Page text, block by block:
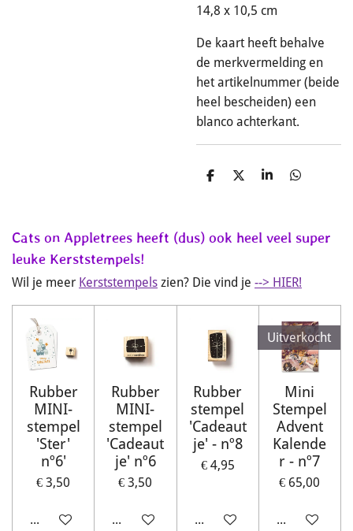
14,8 x 10,5 cm
De kaart heeft behalve
de merkvermelding en
het artikelnummer (beide
heel bescheiden) een
blanco achterkant.
D
D
S
D
Cats on Appletrees heeft (dus) ook heel veel super
leuke Kerststempels!
Wil je meer Kerststempels zien? Die vind je --> HIER!
Rubber
MINI-
stempel
'Ster'
nº6'
€ 3,50
In winkelwagen
Rubber
MINI-
stempel
'Cadeaut
je' nº6
€ 3,50
In winkelwagen
Rubber
stempel
'Cadeaut
je' - nº8
€ 4,95
In winkelwagen
Uitverkocht
Mini
Stempel
Advent
Kalende
r - nº7
€ 65,00
Houd mij op